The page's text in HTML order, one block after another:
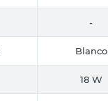
-
Blanco
18 W